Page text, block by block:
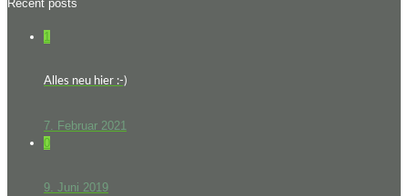
Recent posts
1
Alles neu hier :-)
7. Februar 2021
0
9. Juni 2019